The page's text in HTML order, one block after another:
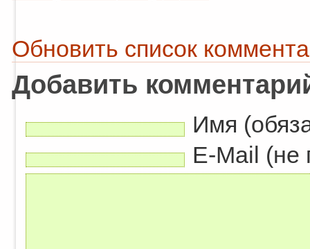
Обновить список
Добавить
Имя
E-Mail (не